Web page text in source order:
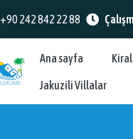
+90 242 842 22 88
Ana sayfa
Jakuzili Villalar